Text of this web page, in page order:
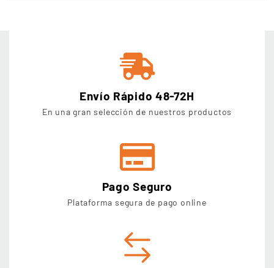
Envío Rápido 48-72H
En una gran selección de nuestros productos
Pago Seguro
Plataforma segura de pago online